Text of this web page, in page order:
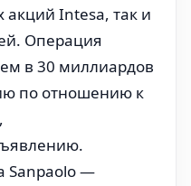
акций Intesa, так и
Операция
в 30 миллиардов
по отношению к
Sanpaolo —